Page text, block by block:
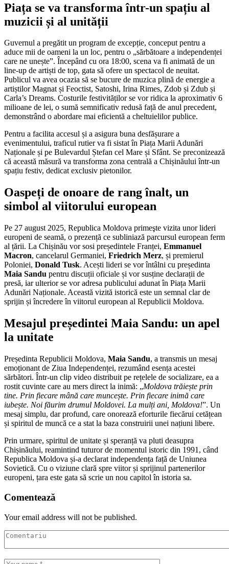
Piața se va transforma într-un spațiu al
muzicii și al unității
Guvernul a pregătit un program de excepție, conceput pentru a
aduce mii de oameni la un loc, pentru o „sărbătoare a independenței
care ne unește”. Începând cu ora 18:00, scena va fi animată de un
line-up de artiști de top, gata să ofere un spectacol de neuitat.
Publicul va avea ocazia să se bucure de muzica plină de energie a
artiștilor Magnat și Feoctist, Satoshi, Irina Rimes, Zdob și Zdub și
Carla’s Dreams. Costurile festivităților se vor ridica la aproximativ 6
milioane de lei, o sumă semnificativ redusă față de anul precedent,
demonstrând o abordare mai eficientă a cheltuielilor publice.
Pentru a facilita accesul și a asigura buna desfășurare a
evenimentului, traficul rutier va fi sistat în Piața Marii Adunări
Naționale și pe Bulevardul Ștefan cel Mare și Sfânt. Se preconizează
că această măsură va transforma zona centrală a Chișinăului într-un
spațiu festiv, dedicat exclusiv pietonilor.
Oaspeți de onoare de rang înalt, un
simbol al viitorului european
Pe 27 august 2025, Republica Moldova primeşte vizita unor lideri
europeni de seamă, o prezență ce subliniază parcursul european ferm
al țării. La Chișinău vor sosi președintele Franței, Emmanuel
Macron, cancelarul Germaniei, Friedrich Merz, și premierul
Poloniei, Donald Tusk. Acești lideri se vor întâlni cu președinta
Maia Sandu pentru discuții oficiale și vor susține declarații de
presă, iar ulterior se vor adresa publicului adunat în Piața Marii
Adunări Naționale. Această vizită istorică este un semnal clar de
sprijin și încredere în viitorul european al Republicii Moldova.
Mesajul președintei Maia Sandu: un apel
la unitate
Președinta Republicii Moldova, Maia Sandu, a transmis un mesaj
emoționant de Ziua Independenței, rezumând esența acestei
sărbători. Într-un clip video distribuit pe rețelele de socializare, ea a
rostit cuvinte care au mers direct la inimă: „Moldova trăiește prin
tine. Prin fiecare mână care muncește. Prin fiecare inimă care
iubește. Noi făurim drumul Moldovei. La mulți ani, Moldova!”. Un
mesaj simplu, dar profund, care onorează eforturile fiecărui cetățean
și spiritul de muncă ce a stat la baza construirii unei națiuni libere.
Prin urmare, spiritul de unitate și speranță va pluti deasupra
Chișinăului, reamintind tuturor de momentul istoric din 1991, când
Republica Moldova și-a declarat independența față de Uniunea
Sovietică. Cu o viziune clară spre viitor și sprijinul partenerilor
europeni, țara este gata să scrie un nou capitol în istoria sa.
Comentează
Your email address will not be published.